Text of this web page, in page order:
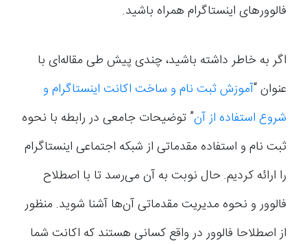
فالوورهای اینستاگرام همراه باشید.
اگر به خاطر داشته باشید، چندی پیش طی مقاله‌ای با
عنوان “آموزش ثبت نام و ساخت اکانت اینستاگرام و
شروع استفاده از آن” توضیحات جامعی در رابطه با نحوه
ثبت نام و استفاده مقدماتی از شبکه اجتماعی اینستاگرام
را ارائه کردیم. حال نوبت به آن می‌رسد تا با اصطلاح
فالوور و نحوه مدیریت مقدماتی آن‌ها آشنا شوید. منظور
از اصطلاحا فالوور در واقع کسانی هستند که اکانت شما